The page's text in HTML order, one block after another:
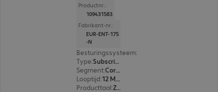
Productnr.:
109431583
Fabrikant-nr.:
EUR-ENT-175
-N
Besturingssysteem:
Type:
Subscription
Segment:
Corporate
Looptijd:
12 Maanden
Producttaal: Zweeds, Russisch, Engels, Spaans, Japans, Portugees, Portugal, Pools, Frans, Italiaans, Nederlands, Duits